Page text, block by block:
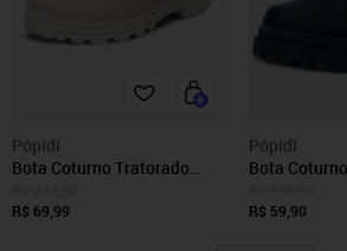
Pópidí
Bota Coturno Tratorado
White
R$ 69,99
Pópidí
Bota
R$ 59,90